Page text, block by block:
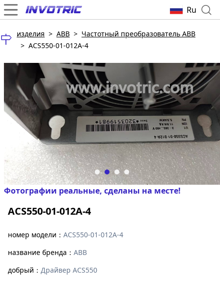
Ru
изделия > ABB> Частотный преобразователь ABB
> ACS550-01-012A-4
Фотографии реальные, сделаны на месте!
ACS550-01-012A-4
номер модели： ACS550-01-012A-4
название бренда： ABB
добрый： Драйвер ACS550